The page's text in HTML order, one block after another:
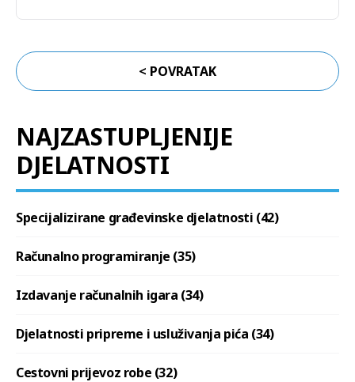
< POVRATAK
NAJZASTUPLJENIJE
DJELATNOSTI
Specijalizirane građevinske djelatnosti (42)
Računalno programiranje (35)
Izdavanje računalnih igara (34)
Djelatnosti pripreme i usluživanja pića (34)
Cestovni prijevoz robe (32)